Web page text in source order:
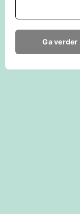
Ga verder